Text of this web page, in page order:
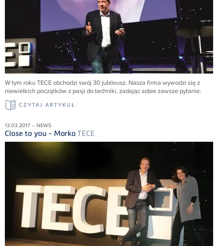
W tym roku TECE obchodzi swój 30 jubileusz. Nasza firma wywodzi się z
niewielkich początków z pasji do techniki, zadając sobie zawsze pytanie:
CZYTAJ ARTYKUŁ
13.03.2017 – NEWS
Close to you - Marka TECE